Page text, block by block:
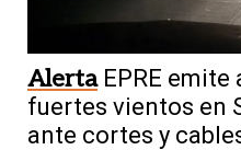
Alerta EPRE
fuertes vientos en
ante cortes y